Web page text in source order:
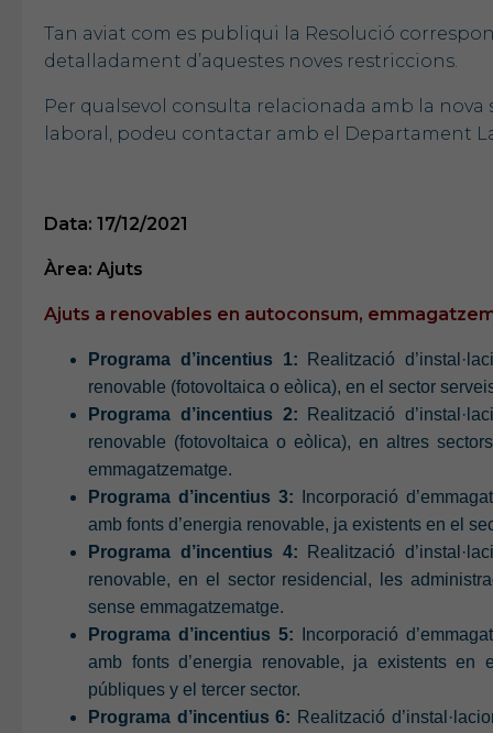
Tan aviat com es publiqui la Resolució
detalladament d’aquestes noves restriccions.
Per qualsevol consulta relacionada amb la
laboral, podeu contactar amb el Departament
Data: 17/12/2021
Àrea: Ajuts
Ajuts a renovables en autoconsum,
Programa d’incentius 1: Realització
renovable (fotovoltaica o eòlica), en el sector
Programa d’incentius 2:
Realització
renovable (fotovoltaica o eòlica), en altres
emmagatzematge.
Programa d’incentius 3: Incorporació
amb fonts d’energia renovable, ja existents en el
Programa d’incentius 4:
Realització
renovable, en el sector residencial, les
sense emmagatzematge.
Programa d’incentius 5: Incorporació
amb fonts d’energia renovable, ja existents en
públiques y el tercer sector.
Programa d’incentius 6: Realització